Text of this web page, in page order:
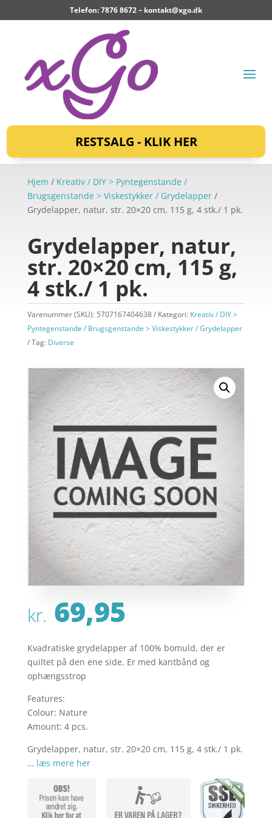
Telefon: 7876 8672 – kontakt@xgo.dk
RESTSALG - KLIK HER
Hjem / Kreativ / DIY > Pyntegenstande /
Brugsgenstande > Viskestykker / Grydelapper/
Grydelapper, natur, str. 20×20 cm, 115 g, 4 stk./ 1 pk.
Grydelapper, natur,
str. 20×20 cm, 115 g,
4 stk./ 1 pk.
Varenummer (SKU): 5707167404638 Kategori: Kreativ / DIY >
Pyntegenstande / Brugsgenstande > Viskestykker / Grydelapper
Tag: Diverse
kr. 69,95
Kvadratiske grydelapper af 100% bomuld, der er
quiltet på den ene side. Er med kantbånd og
ophængsstrop
Features:
Colour: Nature
Amount: 4 pcs.
Grydelapper, natur, str. 20×20 cm, 115 g, 4 stk./ 1 pk.
… læs mere her